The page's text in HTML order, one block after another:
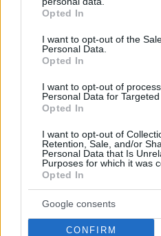
grant or deny consent to
use your data for below
consent section.
Opted In
I want to opt-out of the
Personal Data.
Opted In
I want to opt-out of
Personal Data for Targeted
Opted In
I want to opt-out of
Retention, Sale, and/or
Personal Data that Is
Purposes for which it was
Opted In
Google consents
CONFIRM
Προϊόν εργαστηρίου ή της
κορωνοϊός; Άλλα έλεγε δημόσια
Φάουτσι και άλλα ιδιωτικά,
100 φορές να απαντήσει στο
Κογκρέσο
06.08.2026, 21:40
Η αποκαλυπτική κατάθεση της
συζύγου του Αφγανού: Πώς
γνωρίσαμε τη Λίσα, γιατί
ότι ήταν το πτώμα στη βαλίτσα
06.08.2026, 12:32